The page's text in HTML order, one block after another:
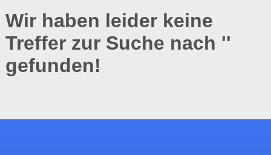
Wir haben leider keine
Treffer zur Suche nach ''
gefunden!